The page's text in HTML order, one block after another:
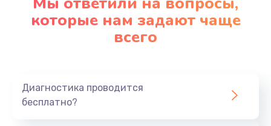
Заказать
Заказать
которые нам задают чаще
всего
Диагностика проводится
бесплатно?